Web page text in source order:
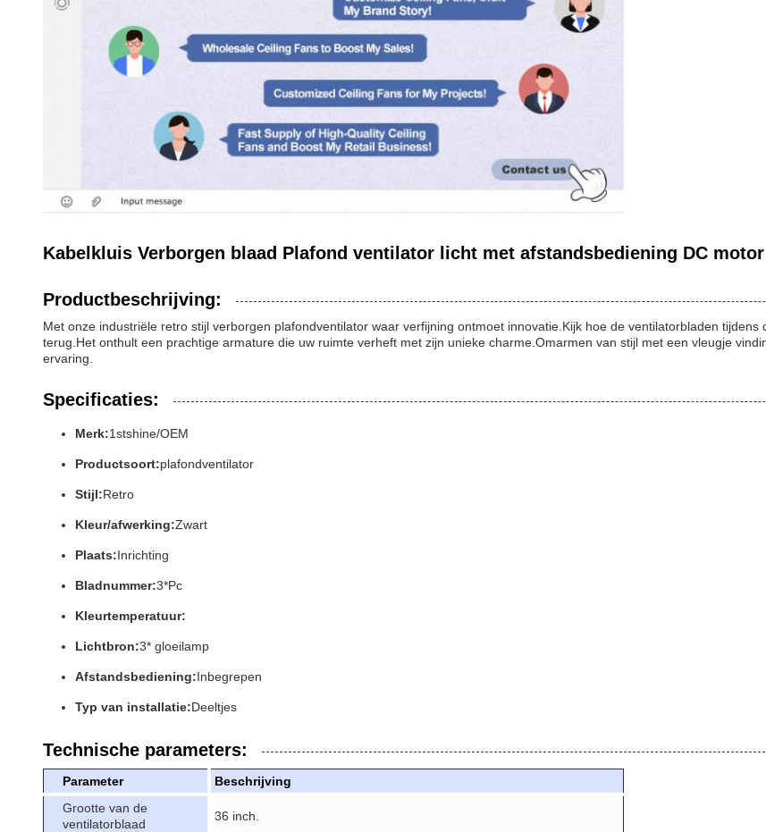
Kabelkluis Verborgen blaad Plafond ventilator licht met afstandsbediening DC motor
Productbeschrijving:
Met onze industriële retro stijl verborgen plafondventilator waar verfijning ontmoet innovatie.Kijk hoe de ventilatorbladen
terug.Het onthult een prachtige armature die uw ruimte verheft met zijn unieke charme.Omarmen van stijl met een vleugje
ervaring.
Specificaties:
Merk:1stshine/OEM
Productsoort:plafondventilator
Stijl:Retro
Kleur/afwerking:Zwart
Plaats:Inrichting
Bladnummer:3*Pc
Kleurtemperatuur:
Lichtbron:3* gloeilamp
Afstandsbediening:Inbegrepen
Typ van installatie:Deeltjes
Technische parameters:
Parameter
Beschrijving
Grootte van de
ventilatorblaad
36 inch.